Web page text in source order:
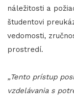
náležitosti a
študentovi
vedomosti,
prostredí.
„Tento prístup
vzdelávania s